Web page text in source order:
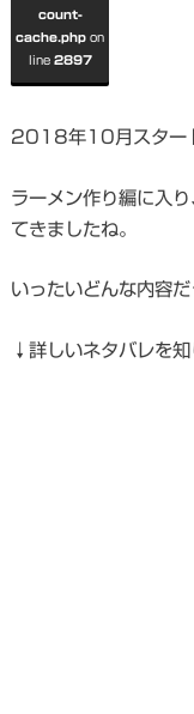
count-
cache.php on
line 2897
2018年10月スター
ラーメン作り編に入
てきましたね。
いったいどんな内容
↓詳しいネタバレを